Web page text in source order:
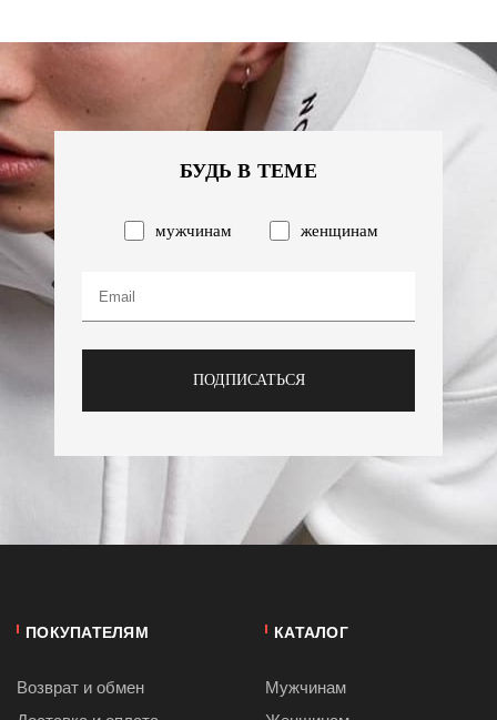
БУДЬ В ТЕМЕ
мужчинам женщинам
ПОДПИСАТЬСЯ
ПОКУПАТЕЛЯМ
Возврат и обмен
КАТАЛОГ
Мужчинам